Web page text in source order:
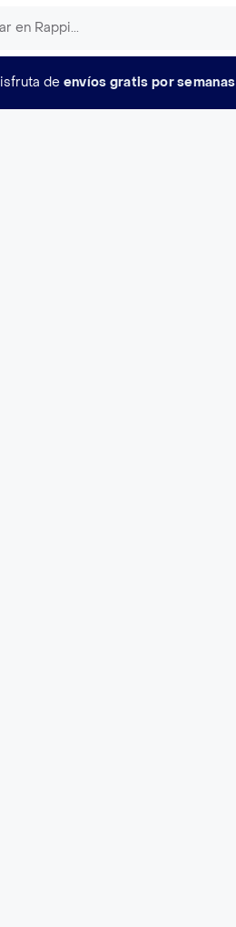
de envíos gratis por semanas